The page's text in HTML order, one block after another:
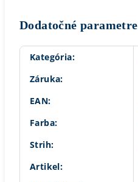
Dodatočné parametre
Kategória:
Záruka:
EAN:
Farba:
Strih:
Artikel: